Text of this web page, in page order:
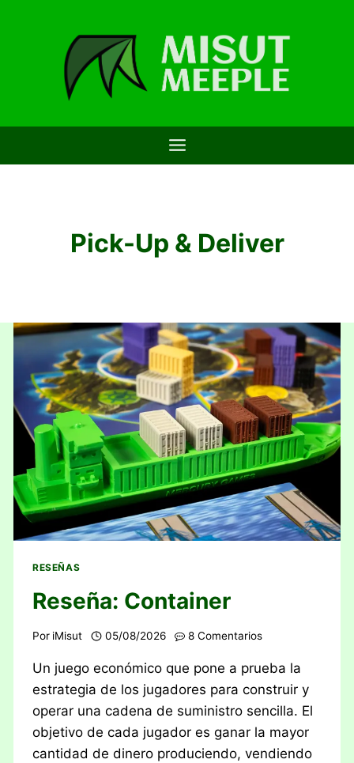
Pick-Up & Deliver
RESEÑAS
Reseña: Container
Por iMisut 05/08/2026 8 Comentarios
Un juego económico que pone a prueba la
estrategia de los jugadores para construir y
operar una cadena de suministro sencilla. El
objetivo de cada jugador es ganar la mayor
cantidad de dinero produciendo, vendiendo